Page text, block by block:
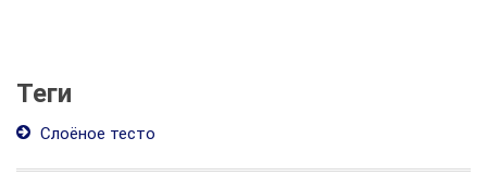
Теги
Слоёное тесто